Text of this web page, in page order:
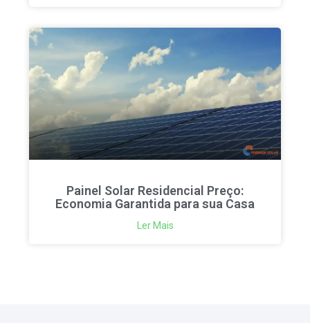
Painel Solar Residencial Preço:
Economia Garantida para sua Casa
Ler Mais